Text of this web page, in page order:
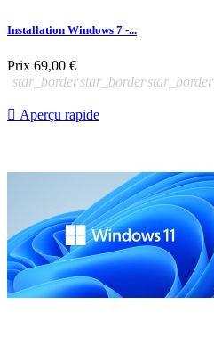
Installation Windows 7 -...
Prix 69,00 €
star_borderstar_borderstar_border
 Aperçu rapide